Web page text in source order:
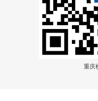
重庆